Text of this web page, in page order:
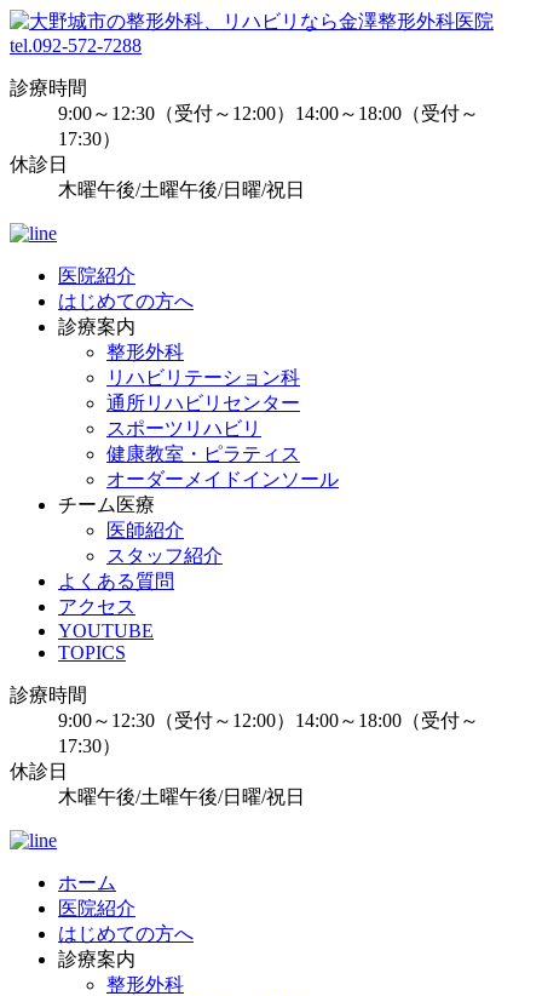
tel.092-572-7288
診療時間
9:00～12:30（受付～12:00）14:00～18:00（受付～
17:30）
休診日
木曜午後/土曜午後/日曜/祝日
医院紹介
はじめての方へ
診療案内
整形外科
リハビリテーション科
通所リハビリセンター
スポーツリハビリ
健康教室・ピラティス
オーダーメイドインソール
チーム医療
医師紹介
スタッフ紹介
よくある質問
アクセス
YOUTUBE
TOPICS
診療時間
9:00～12:30（受付～12:00）14:00～18:00（受付～
17:30）
休診日
木曜午後/土曜午後/日曜/祝日
ホーム
医院紹介
はじめての方へ
診療案内
整形外科